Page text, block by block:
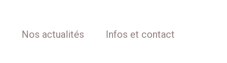
Nos actualités Infos et contact